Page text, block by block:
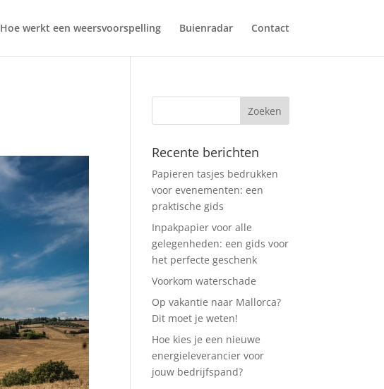
Hoe werkt een weersvoorspelling Buienradar Contact
Recente berichten
Papieren tasjes bedrukken
voor evenementen: een
praktische gids
Inpakpapier voor alle
gelegenheden: een gids voor
het perfecte geschenk
Voorkom waterschade
Op vakantie naar Mallorca?
Dit moet je weten!
Hoe kies je een nieuwe
energieleverancier voor
jouw bedrijfspand?